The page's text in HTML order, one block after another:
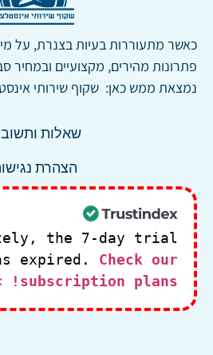
כאשר מתעוררות בעיות בצנרת, על
פתרונות מהירים, מקצועיים ובמחיר
נמצאת ממש כאן: שקוף שירותי
שאלות
הצהרת
the 7-day trial
expired. Check our
subscription plans! >>